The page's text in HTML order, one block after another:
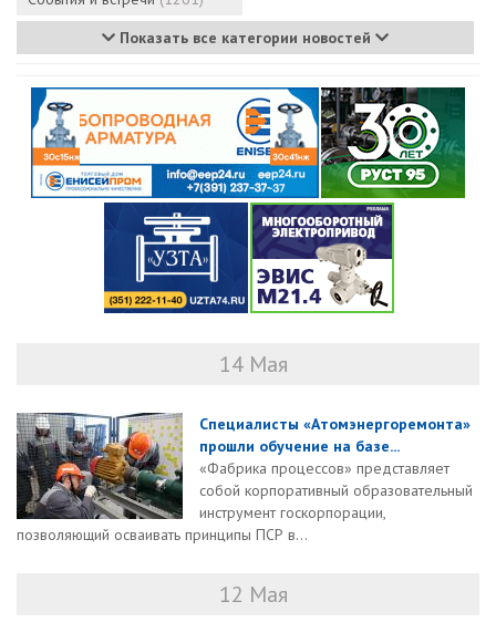
Показать все категории новостей
14 Мая
Специалисты «Атомэнергоремонта»
прошли обучение на базе...
«Фабрика процессов» представляет
собой корпоративный образовательный
инструмент госкорпорации,
позволяющий осваивать принципы ПСР в...
12 Мая